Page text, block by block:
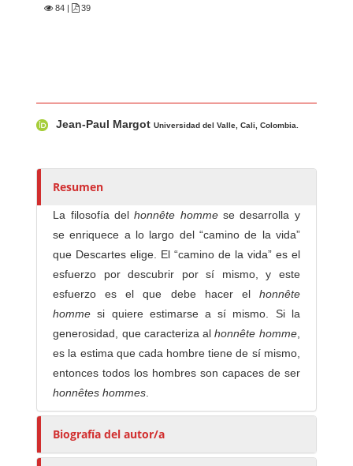
84 | 39
u
o
e
Jean-Paul MargotUniversidad del Valle, Cali, Colombia.
Resumen
La filosofía delhonnête hommese desarrolla y
se enriquece a lo largo del “camino de la vida”
que Descartes elige. El “camino de la vida” es el
esfuerzo por descubrir por sí mismo, y este
esfuerzo es el que debe hacer el honnête
homme si quiere estimarse a sí mismo. Si la
generosidad, que caracteriza alhonnête homme,
es la estima que cada hombre tiene de sí mismo,
entonces todos los hombres son capaces de ser
honnêtes hommes
Biografía del autor/a